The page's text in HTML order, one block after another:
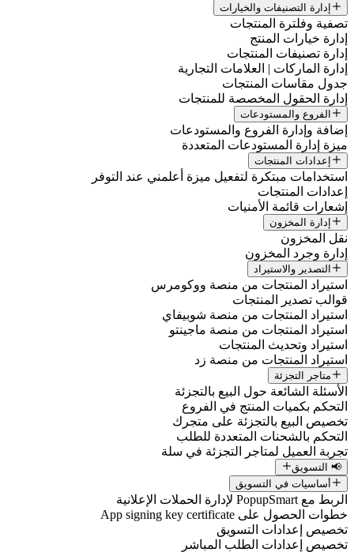
إدارة التصنيفات والخيارات
تصفية وفلترة المنتجات
إدارة خيارات المنتج
إدارة تصنيفات المنتجات
إدارة الماركات | العلامات التجارية
جدول مقاسات المنتجات
إدارة الحقول المخصصة للمنتجات
الفروع والمستودعات
إضافة وإدارة الفروع والمستودعات
ميزة إدارة المستودعات المتعددة
إعدادات المنتجات
استخدامات مبتكرة لتفعيل ميزة أعلمني عند التوفر
إعدادات المنتجات
إشعارات قائمة الأمنيات
إدارة المخزون
نقل المخزون
إدارة وجرد المخزون
التصدير والاستيراد
استيراد المنتجات من منصة ووكومرس
قوالب تصدير المنتجات
استيراد المنتجات من منصة شوبيفاي
استيراد المنتجات من منصة ماجينتو
استيراد وتحديث المنتجات
استيراد المنتجات من منصة زد
متاجر التجزئة
الأسئلة الشائعة حول البيع بالتجزئة
التحكم بكميات المنتج في الفروع
تخصيص البيع بالتجزئة على متجرك
التحكم بالشحنات المتعددة للطلب
تجربة العميل لمتاجر التجزئة في سلة
📢 التسويق
أساسيات في التسويق
الربط مع PopupSmart لإدارة الحملات الإعلانية
خطوات الحصول على App signing key certificate
تخصيص إعدادات التسويق
تخصيص إعدادات الطلب المباشر